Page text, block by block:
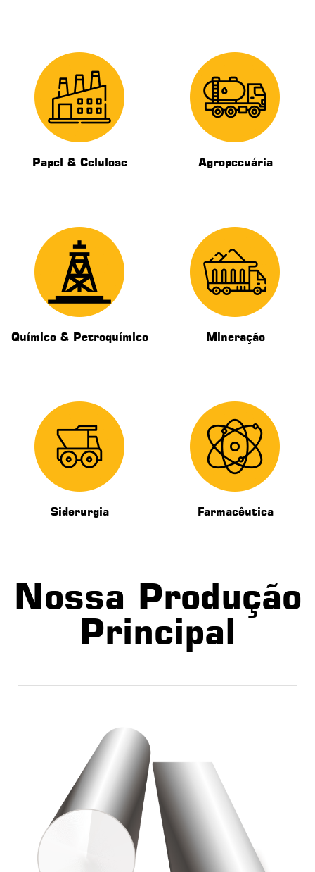
Papel & Celulose Agropecuária
Químico & Petroquímico Mineração
Siderurgia Farmacêutica
Nossa Produção
Principal